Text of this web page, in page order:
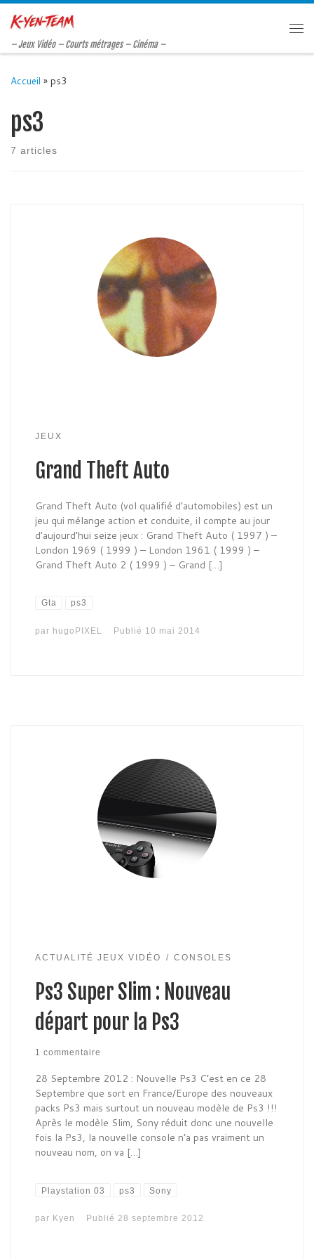
Passer au contenu
– Jeux Vidéo – Courts métrages – Cinéma –
Accueil » ps3
ps3
7 articles
JEUX
Grand Theft Auto
Grand Theft Auto (vol qualifié d’automobiles) est un
jeu qui mélange action et conduite, il compte au jour
d’aujourd’hui seize jeux : Grand Theft Auto ( 1997 ) –
London 1969 ( 1999 ) – London 1961 ( 1999 ) –
Grand Theft Auto 2 ( 1999 ) – Grand […]
Gta ps3
par hugoPIXEL Publié 10 mai 2014
ACTUALITÉ JEUX VIDÉO CONSOLES
Ps3 Super Slim : Nouveau
départ pour la Ps3
1 commentaire
28 Septembre 2012 : Nouvelle Ps3 C’est en ce 28
Septembre que sort en France/Europe des nouveaux
packs Ps3 mais surtout un nouveau modèle de Ps3 !!!
Après le modèle Slim, Sony réduit donc une nouvelle
fois la Ps3, la nouvelle console n’a pas vraiment un
nouveau nom, on va […]
Playstation 03 ps3 Sony
par Kyen Publié 28 septembre 2012